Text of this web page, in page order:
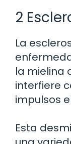
2
La
la mielina
interfiere
impulsos
Esta